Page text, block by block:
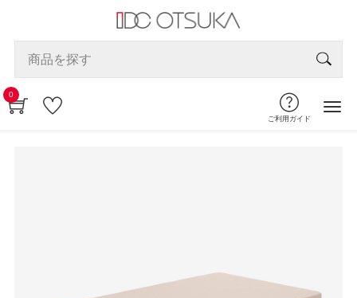
0
ご利用ガイド